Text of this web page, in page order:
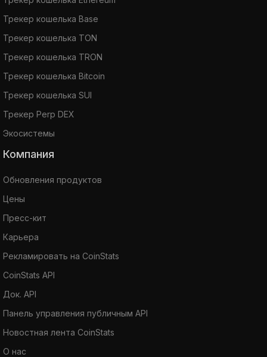
Трекер кошелька Base
Трекер кошелька TON
Трекер кошелька TRON
Трекер кошелька Bitcoin
Трекер кошелька SUI
Трекер Perp DEX
Экосистемы
Компания
Обновления продуктов
Цены
Пресс-кит
Карьера
Рекламировать на CoinStats
CoinStats API
Док. API
Панель управления публичным API
Новостная лента CoinStats
О нас